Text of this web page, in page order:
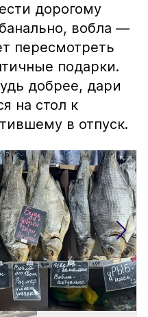
дорогому
вобла —
пересмотреть
подарки.
добрее, дари
на стол к
в отпуск.